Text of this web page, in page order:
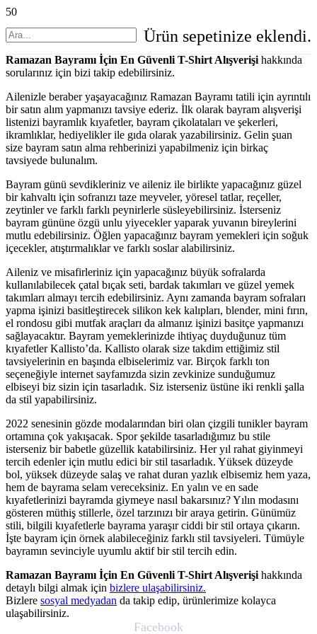
Ürün sepetinize eklendi.
Ramazan Bayramı İçin En Güvenli T-Shirt Alışverişi hakkında
sorularınız için bizi takip edebilirsiniz.
Ailenizle beraber yaşayacağınız Ramazan Bayramı tatili için ayrıntılı
bir satın alım yapmanızı tavsiye ederiz. İlk olarak bayram alışverişi
listenizi bayramlık kıyafetler, bayram çikolataları ve şekerleri,
ikramlıklar, hediyelikler ile gıda olarak yazabilirsiniz. Gelin şuan
size bayram satın alma rehberinizi yapabilmeniz için birkaç
tavsiyede bulunalım.
Bayram günü sevdikleriniz ve aileniz ile birlikte yapacağınız güzel
bir kahvaltı için sofranızı taze meyveler, yöresel tatlar, reçeller,
zeytinler ve farklı farklı peynirlerle süsleyebilirsiniz. İsterseniz
bayram gününe özgü unlu yiyecekler yaparak yuvanın bireylerini
mutlu edebilirsiniz. Öğlen yapacağınız bayram yemekleri için soğuk
içecekler, atıştırmalıklar ve farklı soslar alabilirsiniz.
Aileniz ve misafirleriniz için yapacağınız büyük sofralarda
kullanılabilecek çatal bıçak seti, bardak takımları ve güzel yemek
takımları almayı tercih edebilirsiniz. Aynı zamanda bayram sofraları
yapma işinizi basitleştirecek silikon kek kalıpları, blender, mini fırın,
el rondosu gibi mutfak araçları da almanız işinizi basitçe yapmanızı
sağlayacaktır. Bayram yemeklerinizde ihtiyaç duyduğunuz tüm
kıyafetler Kallisto’da. Kallisto olarak size takdim ettiğimiz stil
tavsiyelerinin en başında elbiselerimiz var. Birçok farklı ton
seçeneğiyle internet sayfamızda sizin zevkinize sunduğumuz
elbiseyi biz sizin için tasarladık. Siz isterseniz üstüne iki renkli şalla
da stil yapabilirsiniz.
2022 senesinin gözde modalarından biri olan çizgili tunikler bayram
ortamına çok yakışacak. Spor şekilde tasarladığımız bu stile
isterseniz bir babetle güzellik katabilirsiniz. Her yıl rahat giyinmeyi
tercih edenler için mutlu edici bir stil tasarladık. Yüksek düzeyde
bol, yüksek düzeyde salaş ve rahat duran yazlık elbisemiz hem yaza,
hem de bayrama selam vereceksiniz. En yalın ve en sade
kıyafetlerinizi bayramda giymeye nasıl bakarsınız? Yılın modasını
gösteren müthiş stillerle, özel tarzınızı bir araya getirin. Günümüz
stili, bilgili kıyafetlerle bayrama yaraşır ciddi bir stil ortaya çıkarın.
İşte bayram için örnek alabileceğiniz farklı stil tavsiyeleri. Tümüyle
bayramın sevinciyle uyumlu aktif bir stil tercih edin.
Ramazan Bayramı İçin En Güvenli T-Shirt Alışverişi hakkında
detaylı bilgi almak için bizlere ulaşabilirsiniz.
Bizlere sosyal medyadan da takip edip, ürünlerimize kolayca
ulaşabilirsiniz.
Facebook